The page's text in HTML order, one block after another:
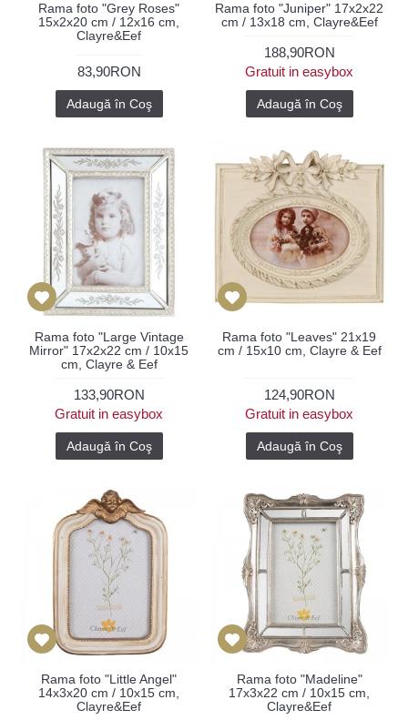
Rama foto "Grey Roses"
15x2x20 cm / 12x16 cm,
Clayre&Eef
83,90RON
Adaugă în Coş
Rama foto "Juniper" 17x2x22
cm / 13x18 cm, Clayre&Eef
188,90RON
Gratuit in easybox
Adaugă în Coş
Rama foto "Large Vintage
Mirror" 17x2x22 cm / 10x15
cm, Clayre & Eef
133,90RON
Gratuit in easybox
Adaugă în Coş
Rama foto "Leaves" 21x19
cm / 15x10 cm, Clayre & Eef
124,90RON
Gratuit in easybox
Adaugă în Coş
Rama foto "Little Angel"
14x3x20 cm / 10x15 cm,
Clayre&Eef
Rama foto "Madeline"
17x3x22 cm / 10x15 cm,
Clayre&Eef